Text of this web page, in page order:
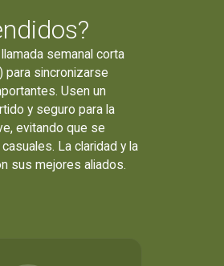
semanal corta
para sincronizarse
Usen un
y seguro para la
evitando que se
La claridad y la
sus mejores aliados.